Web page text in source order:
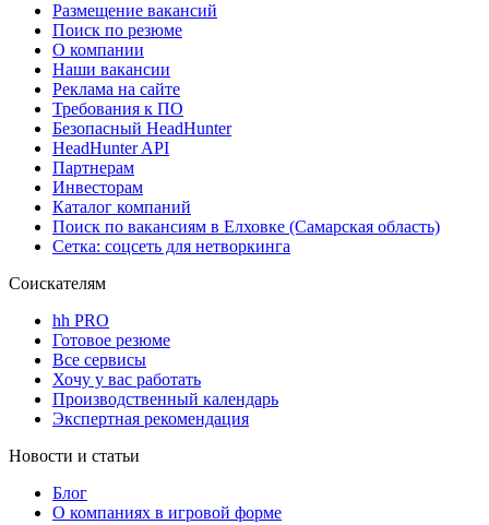
Размещение вакансий
Поиск по резюме
О компании
Наши вакансии
Реклама на сайте
Требования к ПО
Безопасный HeadHunter
HeadHunter API
Партнерам
Инвесторам
Каталог компаний
Поиск по вакансиям в Елховке (Самарская область)
Сетка: соцсеть для нетворкинга
Соискателям
hh PRO
Готовое резюме
Все сервисы
Хочу у вас работать
Производственный календарь
Экспертная рекомендация
Новости и статьи
Блог
О компаниях в игровой форме